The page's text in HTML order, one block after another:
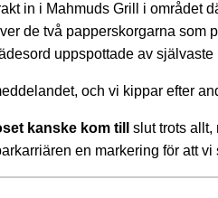
in i Mahmuds Grill i området
de två papperskorgarna som
uppspottade av självaste
och vi kippar efter
kanske kom till slut trots allt,
en markering för att